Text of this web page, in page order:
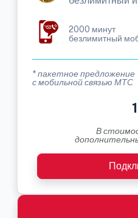
2000 минут
безлимитный
* пакетное предложение
с мобильной связью МТС
В